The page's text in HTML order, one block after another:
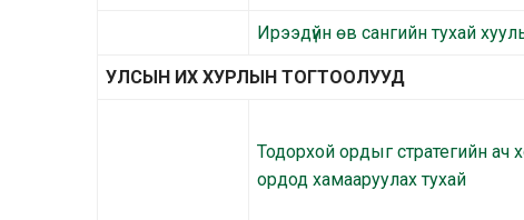
Ирээдүйн өв сангийн тухай
УЛСЫН ИХ ХУРЛЫН ТОГТООЛУУД
Тодорхой ордыг стратегийн ач
ордод хамааруулах тухай